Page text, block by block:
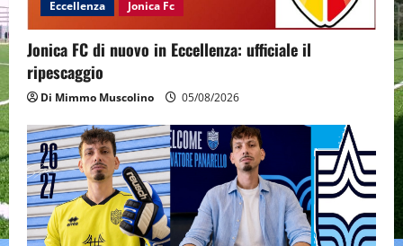
Eccellenza Jonica Fc
Jonica FC di nuovo in Eccellenza: ufficiale il
ripescaggio
Di Mimmo Muscolino 05/08/2026